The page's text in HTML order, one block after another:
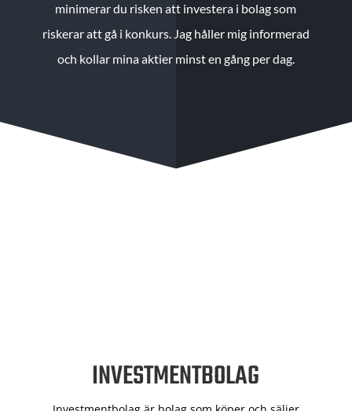
minimerar du risken att investera i bolag som
riskerar att gå i konkurs. Jag håller mig informerad
och kollar mina aktier minst en gång per dag.
INVESTMENTBOLAG